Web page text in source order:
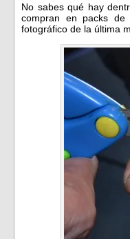
No sabes qué hay
compran en packs
fotográfico de la última